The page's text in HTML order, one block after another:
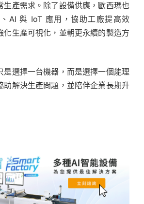
生產需求。除了設備供應，歐西瑪也
AI 與 IoT 應用，協助工廠提高效
化生產可視化，並朝更永續的製造方
是選擇一台機器，而是選擇一個能理
助解決生產問題，並陪伴企業長期升